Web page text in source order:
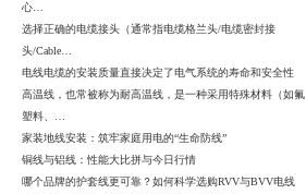
心…
选择正确的电缆接头（通常指电缆格兰头/电缆密封接
头/Cable…
电线电缆的安装质量直接决定了电气系统的寿命和安全性
高温线，也常被称为耐高温线，是一种采用特殊材料（如氟
塑料、…
家装地线安装：筑牢家庭用电的“生命防线”
铜线与铝线：性能大比拼与今日行情
哪个品牌的护套线更可靠？如何科学选购RVV与BVV电线